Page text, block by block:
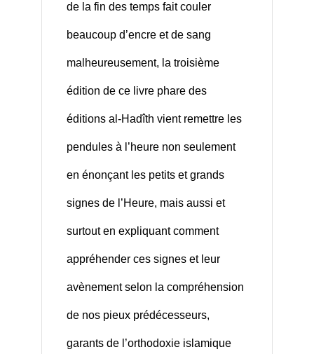
de la fin des temps fait couler
beaucoup d’encre et de sang
malheureusement, la troisième
édition de ce livre phare des
éditions al-Hadîth vient remettre les
pendules à l’heure non seulement
en énonçant les petits et grands
signes de l’Heure, mais aussi et
surtout en expliquant comment
appréhender ces signes et leur
avènement selon la compréhension
de nos pieux prédécesseurs,
garants de l’orthodoxie islamique